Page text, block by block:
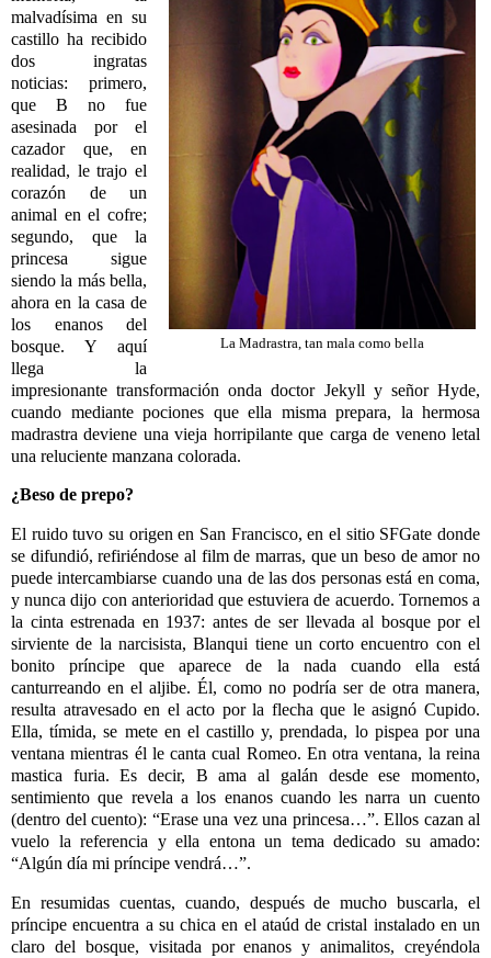
La Madrastra, tan mala como bella
malvadísima en su
castillo ha recibido
dos ingratas
noticias: primero,
que B no fue
asesinada por el
cazador que, en
realidad, le trajo el
corazón de un
animal en el cofre;
segundo, que la
princesa sigue
siendo la más bella,
ahora en la casa de
los enanos del
bosque. Y aquí
llega la
impresionante transformación onda doctor Jekyll y señor Hyde,
cuando mediante pociones que ella misma prepara, la hermosa
madrastra deviene una vieja horripilante que carga de veneno letal
una reluciente manzana colorada.
¿Beso de prepo?
El ruido tuvo su origen en San Francisco, en el sitio SFGate donde
se difundió, refiriéndose al film de marras, que un beso de amor no
puede intercambiarse cuando una de las dos personas está en coma,
y nunca dijo con anterioridad que estuviera de acuerdo. Tornemos a
la cinta estrenada en 1937: antes de ser llevada al bosque por el
sirviente de la narcisista, Blanqui tiene un corto encuentro con el
bonito príncipe que aparece de la nada cuando ella está
canturreando en el aljibe. Él, como no podría ser de otra manera,
resulta atravesado en el acto por la flecha que le asignó Cupido.
Ella, tímida, se mete en el castillo y, prendada, lo pispea por una
ventana mientras él le canta cual Romeo. En otra ventana, la reina
mastica furia. Es decir, B ama al galán desde ese momento,
sentimiento que revela a los enanos cuando les narra un cuento
(dentro del cuento): “Erase una vez una princesa…”. Ellos cazan al
vuelo la referencia y ella entona un tema dedicado su amado:
“Algún día mi príncipe vendrá…”.
En resumidas cuentas, cuando, después de mucho buscarla, el
príncipe encuentra a su chica en el ataúd de cristal instalado en un
claro del bosque, visitada por enanos y animalitos, creyéndola